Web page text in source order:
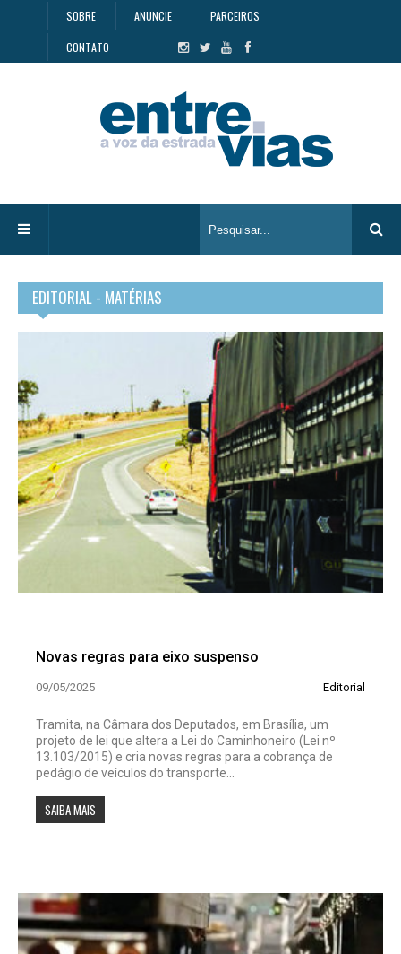
SOBRE ANUNCIE PARCEIROS
CONTATO
EDITORIAL - MATÉRIAS
Novas regras para eixo suspenso
09/05/2025 Editorial
Tramita, na Câmara dos Deputados, em Brasília, um
projeto de lei que altera a Lei do Caminhoneiro (Lei nº
13.103/2015) e cria novas regras para a cobrança de
pedágio de veículos do transporte...
SAIBA MAIS